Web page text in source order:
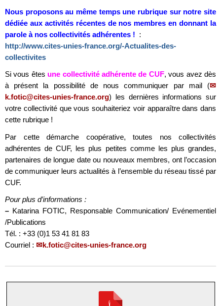
Nous proposons au même temps une rubrique sur notre site
dédiée aux activités récentes de nos membres en donnant la
parole à nos collectivités adhérentes ! :
http://www.cites-unies-france.org/-Actualites-des-
collectivites
Si vous êtes une collectivité adhérente de CUF, vous avez dès
à présent la possibilité de nous communiquer par mail (
k.fotic@cites-unies-france.org) les dernières informations sur
votre collectivité que vous souhaiteriez voir apparaître dans dans
cette rubrique !
Par cette démarche coopérative, toutes nos collectivités
adhérentes de CUF, les plus petites comme les plus grandes,
partenaires de longue date ou nouveaux membres, ont l’occasion
de communiquer leurs actualités à l’ensemble du réseau tissé par
CUF.
Pour plus d’informations :
– Katarina FOTIC, Responsable Communication/ Evénementiel
/Publications
Tél. : +33 (0)1 53 41 81 83
Courriel :
k.fotic@cites-unies-france.org